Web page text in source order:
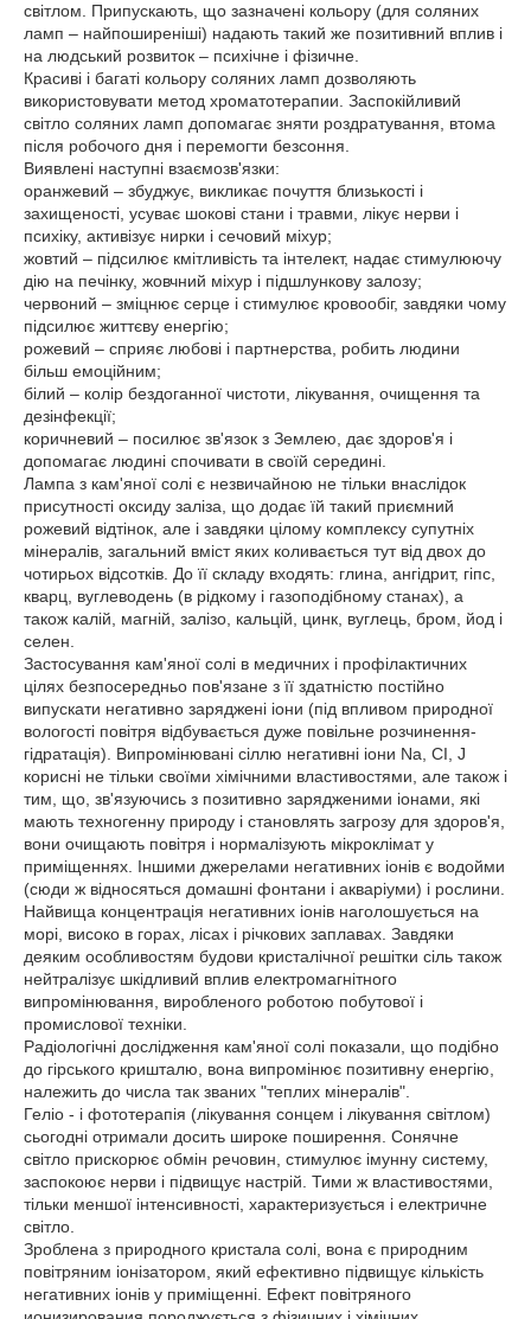
світлом. Припускають, що зазначені кольору (для соляних
ламп – найпоширеніші) надають такий же позитивний вплив і
на людський розвиток – психічне і фізичне.
Красиві і багаті кольору соляних ламп дозволяють
використовувати метод хроматотерапии. Заспокійливий
світло соляних ламп допомагає зняти роздратування, втома
після робочого дня і перемогти безсоння.
Виявлені наступні взаємозв'язки:
оранжевий – збуджує, викликає почуття близькості і
захищеності, усуває шокові стани і травми, лікує нерви і
психіку, активізує нирки і сечовий міхур;
жовтий – підсилює кмітливість та інтелект, надає стимулюючу
дію на печінку, жовчний міхур і підшлункову залозу;
червоний – зміцнює серце і стимулює кровообіг, завдяки чому
підсилює життєву енергію;
рожевий – сприяє любові і партнерства, робить людини
більш емоційним;
білий – колір бездоганної чистоти, лікування, очищення та
дезінфекції;
коричневий – посилює зв'язок з Землею, дає здоров'я і
допомагає людині спочивати в своїй середині.
Лампа з кам'яної солі є незвичайною не тільки внаслідок
присутності оксиду заліза, що додає їй такий приємний
рожевий відтінок, але і завдяки цілому комплексу супутніх
мінералів, загальний вміст яких коливається тут від двох до
чотирьох відсотків. До її складу входять: глина, ангідрит, гіпс,
кварц, вуглеводень (в рідкому і газоподібному станах), а
також калій, магній, залізо, кальцій, цинк, вуглець, бром, йод і
селен.
Застосування кам'яної солі в медичних і профілактичних
цілях безпосередньо пов'язане з її здатністю постійно
випускати негативно заряджені іони (під впливом природної
вологості повітря відбувається дуже повільне розчинення-
гідратація). Випромінювані сіллю негативні іони Na, CI, J
корисні не тільки своїми хімічними властивостями, але також і
тим, що, зв'язуючись з позитивно зарядженими іонами, які
мають техногенну природу і становлять загрозу для здоров'я,
вони очищають повітря і нормалізують мікроклімат у
приміщеннях. Іншими джерелами негативних іонів є водойми
(сюди ж відносяться домашні фонтани і акваріуми) і рослини.
Найвища концентрація негативних іонів наголошується на
морі, високо в горах, лісах і річкових заплавах. Завдяки
деяким особливостям будови кристалічної решітки сіль також
нейтралізує шкідливий вплив електромагнітного
випромінювання, виробленого роботою побутової і
промислової техніки.
Радіологічні дослідження кам'яної солі показали, що подібно
до гірського кришталю, вона випромінює позитивну енергію,
належить до числа так званих "теплих мінералів".
Геліо - і фототерапія (лікування сонцем і лікування світлом)
сьогодні отримали досить широке поширення. Сонячне
світло прискорює обмін речовин, стимулює імунну систему,
заспокоює нерви і підвищує настрій. Тими ж властивостями,
тільки меншої інтенсивності, характеризується і електричне
світло.
Зроблена з природного кристала солі, вона є природним
повітряним іонізатором, який ефективно підвищує кількість
негативних іонів у приміщенні. Ефект повітряного